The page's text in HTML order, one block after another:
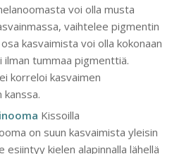
voi olla musta
vaihtelee pigmentin
kasvaimista voi olla kokonaan
ilman tummaa pigmenttiä.
korreloi kasvaimen
Kissoilla
on suun kasvaimista yleisin
esiintyy kielen alapinnalla lähellä